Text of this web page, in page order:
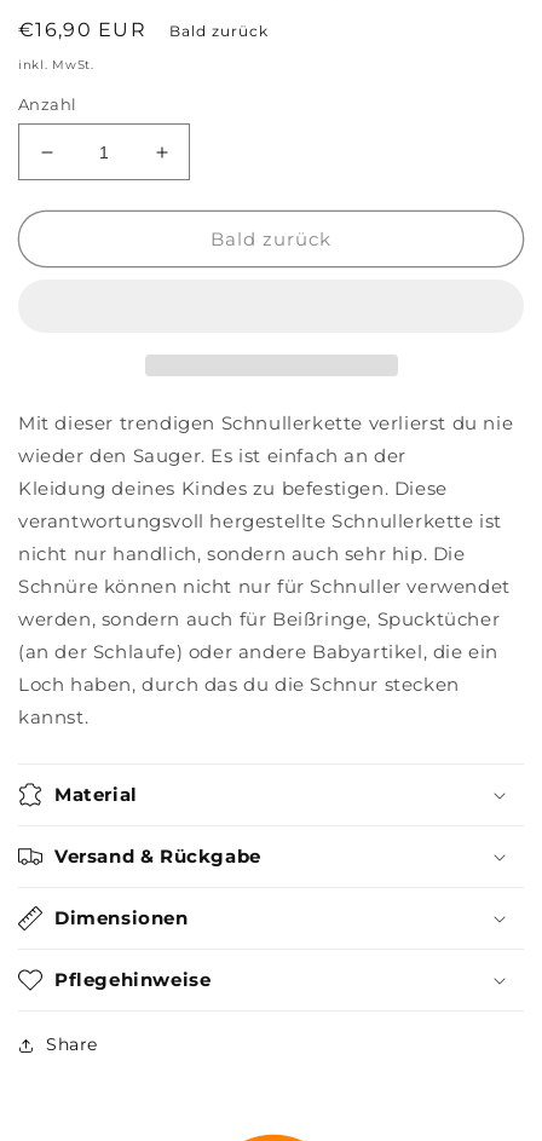
Normaler
Preis
€16,90 EUR Bald zurück
inkl. MwSt.
Anzahl
Verringere
die
Menge
Babyprodukt
Erhöhe
die
Menge
Babyprodukt
Bald zurück
Mit dieser trendigen Schnullerkette verlierst du nie
wieder den Sauger. Es ist einfach an der
Kleidung deines Kindes zu befestigen. Diese
verantwortungsvoll hergestellte Schnullerkette ist
nicht nur handlich, sondern auch sehr hip. Die
Schnüre können nicht nur für Schnuller verwendet
werden, sondern auch für Beißringe, Spucktücher
(an der Schlaufe) oder andere Babyartikel, die ein
Loch haben, durch das du die Schnur stecken
kannst.
Material
Versand & Rückgabe
Dimensionen
Pflegehinweise
Share